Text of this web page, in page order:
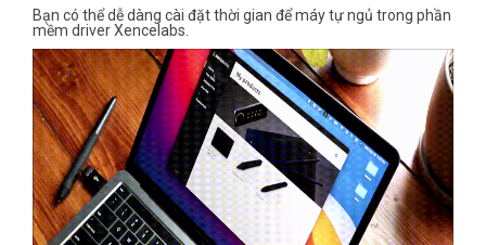
Bạn có thể dễ dàng cài đặt thời gian để máy tự ngủ trong phần
mềm driver Xencelabs.